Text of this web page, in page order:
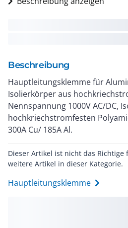
Beschreibung
Hauptleitungsklemme für
Isolierkörper aus
Nennspannung 1000V AC/DC,
hochkriechstromfesten
300A Cu/ 185A Al.
Dieser Artikel ist nicht das Richtige
weitere Artikel in dieser Kategorie.
Hauptleitungsklemme